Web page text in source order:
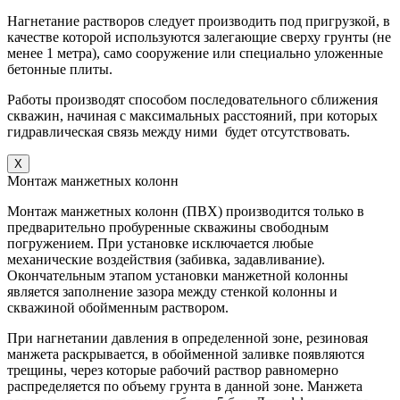
Нагнетание растворов следует производить под пригрузкой, в
качестве которой используются залегающие сверху грунты (не
менее 1 метра), само сооружение или специально уложенные
бетонные плиты.
Работы производят способом последовательного сближения
скважин, начиная с максимальных расстояний, при которых
гидравлическая связь между ними будет отсутствовать.
X
Монтаж манжетных колонн
Монтаж манжетных колонн (ПВХ) производится только в
предварительно пробуренные скважины свободным
погружением. При установке исключается любые
механические воздействия (забивка, задавливание).
Окончательным этапом установки манжетной колонны
является заполнение зазора между стенкой колонны и
скважиной обойменным раствором.
При нагнетании давления в определенной зоне, резиновая
манжета раскрывается, в обойменной заливке появляются
трещины, через которые рабочий раствор равномерно
распределяется по объему грунта в данной зоне. Манжета